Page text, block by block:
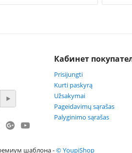
Кабинет
Prisijungti
Kurti paskyrą
Užsakymai
Pageidavimų sąrašas
Palyginimo sąrašas
шаблона -© YoupiShop